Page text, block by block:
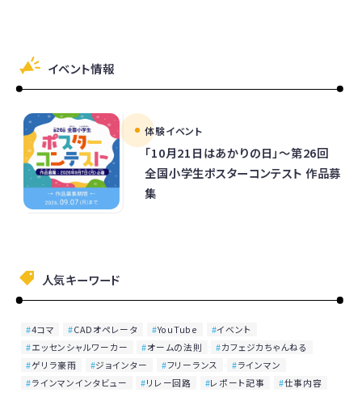
イベント情報
体験イベント
「10月21日はあかりの日」～第26回
全国小学生ポスターコンテスト 作品募
集
人気キーワード
4コマ CADオペレータ YouTube
イベント
エッセンシャルワーカー
オームの法則
カフェジカちゃんねる
ゲリラ豪雨
ジョインター フリーランス
ラインマン
ラインマンインタビュー
リレー回路 レポート記事 仕事内容